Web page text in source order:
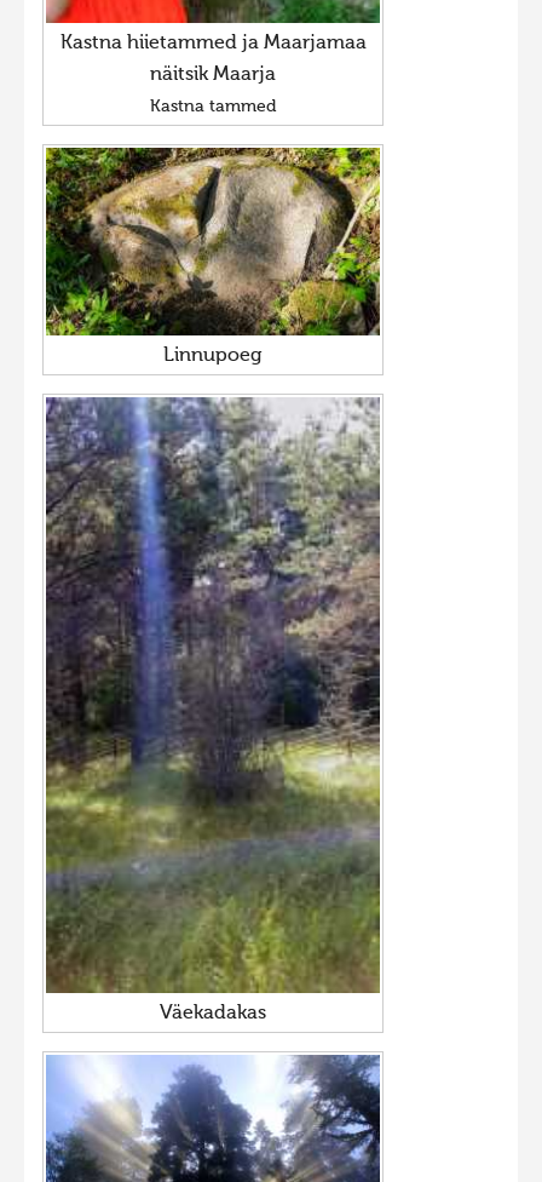
Kastna hiietammed ja Maarjamaa
näitsik Maarja
Kastna tammed
Linnupoeg
Väekadakas